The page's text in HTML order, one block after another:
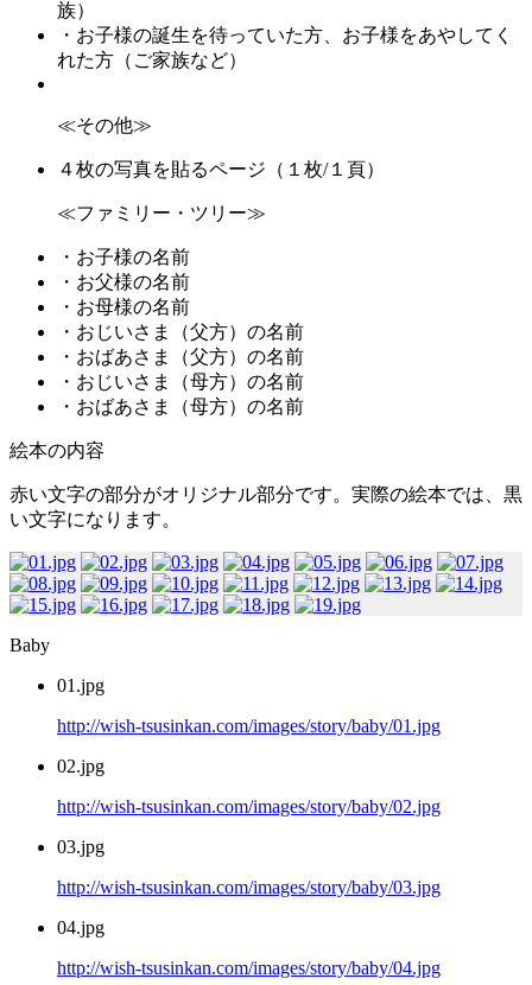
族）
・お子様の誕生を待っていた方、お子様をあやしてく
れた方（ご家族など）
≪その他≫
４枚の写真を貼るページ（１枚/１頁）
≪ファミリー・ツリー≫
・お子様の名前
・お父様の名前
・お母様の名前
・おじいさま（父方）の名前
・おばあさま（父方）の名前
・おじいさま（母方）の名前
・おばあさま（母方）の名前
絵本の内容
赤い文字の部分がオリジナル部分です。実際の絵本では、黒
い文字になります。
Baby
01.jpg
http://wish-tsusinkan.com/images/story/baby/01.jpg
02.jpg
http://wish-tsusinkan.com/images/story/baby/02.jpg
03.jpg
http://wish-tsusinkan.com/images/story/baby/03.jpg
04.jpg
http://wish-tsusinkan.com/images/story/baby/04.jpg